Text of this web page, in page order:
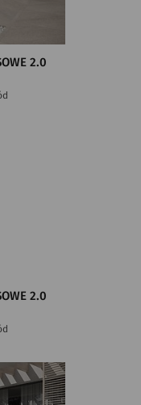
2.0
2.0